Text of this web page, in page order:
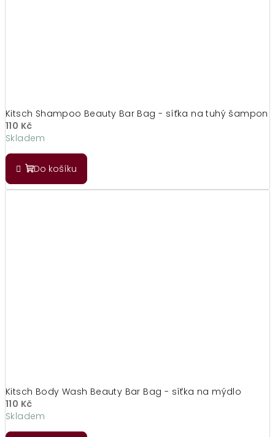
Kitsch Shampoo Beauty Bar Bag - síťka na tuhý šampon
110 Kč
Skladem
Do košíku
Kitsch Body Wash Beauty Bar Bag - síťka na mýdlo
110 Kč
Skladem